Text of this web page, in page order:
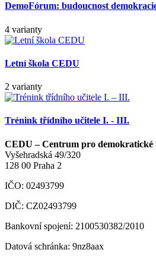
DemoFórum: budoucnost
4 varianty
Letní škola CEDU
2 varianty
Trénink třídního učitele I. - III.
CEDU – Centrum pro demokratické
Vyšehradská 49/320
128 00 Praha 2
IČO: 02493799
DIČ: CZ02493799
Bankovní spojení: 2100530382/2010
Datová schránka: 9nz8aax